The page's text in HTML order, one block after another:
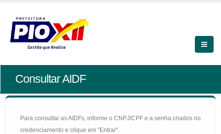
Consultar AIDF
Para consultar as AIDFs, informe o CNPJ/CPF e a senha criados no
credenciamento e clique em "Entrar".